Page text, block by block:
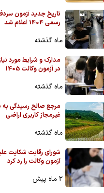
تاریخ جدید آزمون
رسمی 1404 اعلام شد
ماه گذشته
مدارک و شرایط مورد
در آزمون وکالت 1405
ماه گذشته
مرجع صالح رسیدگی به
غیرمجاز کاربری اراضی
ماه گذشته
شورای رقابت شکایت
آزمون وکالت را رد کرد
2 ماه پیش